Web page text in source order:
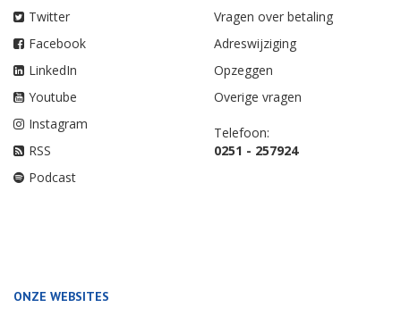
Twitter
Facebook
LinkedIn
Youtube
Instagram
RSS
Podcast
Vragen over betaling
Adreswijziging
Opzeggen
Overige vragen
Telefoon:
0251 - 257924
ONZE WEBSITES